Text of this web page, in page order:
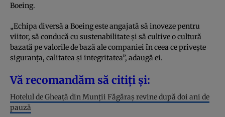
Boeing.
„Echipa diversă a Boeing este angajată să inoveze pentru
viitor, să conducă cu sustenabilitate și să cultive o cultură
bazată pe valorile de bază ale companiei în ceea ce privește
siguranța, calitatea și integritatea”, adaugă ei.
Vă recomandăm să citiți și:
Hotelul de Gheață din Munții Făgăraș revine după doi ani de
pauză